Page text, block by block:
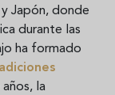
Japón, donde
durante las
ha formado
la